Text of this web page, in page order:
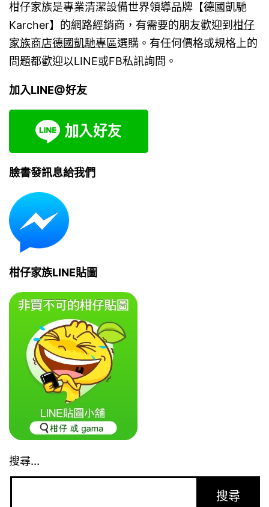
柑仔家族是專業清潔設備世界領導品牌【德國凱馳
Karcher】的網路經銷商，有需要的朋友歡迎到 柑仔
家族商店德國凱馳專區選購。有任何價格或規格上的
問題都歡迎以LINE或FB私訊詢問。
加入LINE@好友
臉書發訊息給我們
柑仔家族LINE貼圖
搜尋...